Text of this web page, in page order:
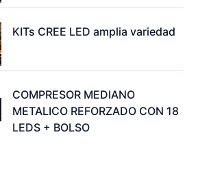
KITs CREE LED amplia variedad
COMPRESOR MEDIANO
METALICO REFORZADO CON 18
LEDS + BOLSO